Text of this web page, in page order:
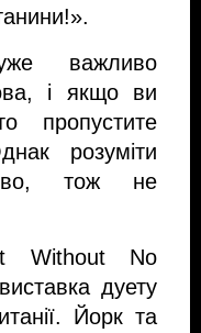
важливо
і якщо ви
пропустите
розуміти
тож не
Without No
дуету
Йорк та